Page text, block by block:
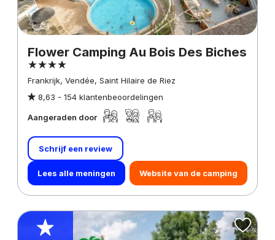
Flower Camping Au Bois Des Biches
Frankrijk, Vendée, Saint Hilaire de Riez
8,63 - 154 klantenbeoordelingen
Aangeraden door
Schrijf een review
Lees alle meningen Website van de camping